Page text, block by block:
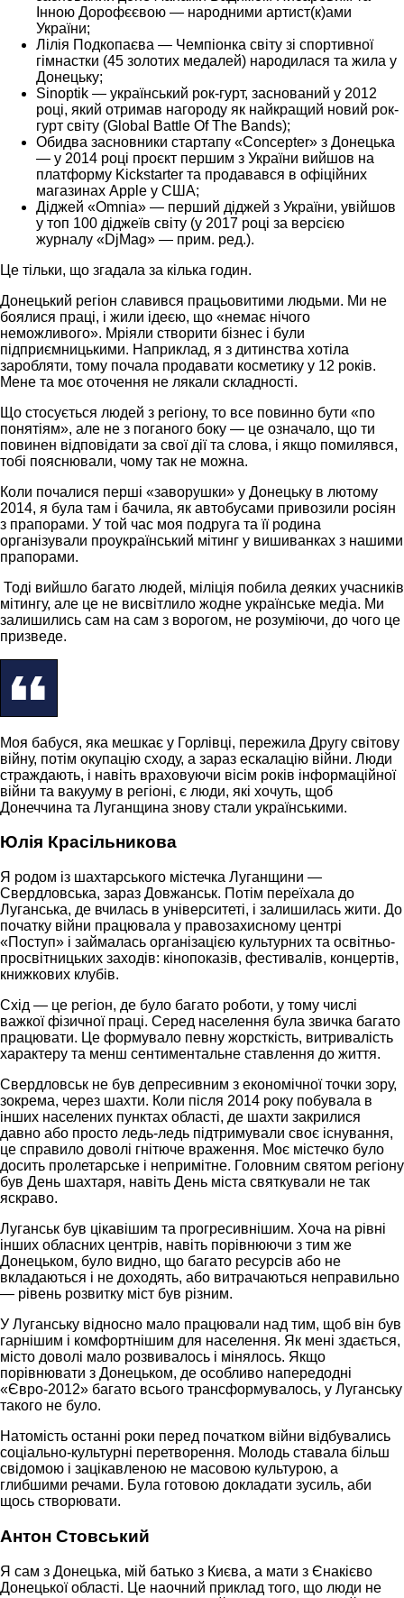
Інною Дорофєєвою — народними артист(к)ами
України;
Лілія Подкопаєва — Чемпіонка світу зі спортивної
гімнастки (45 золотих медалей) народилася та жила у
Донецьку;
Sinoptik — український рок-гурт, заснований у 2012
році, який отримав нагороду як найкращий новий рок-
гурт світу (Global Battle Of The Bands);
Обидва засновники стартапу «Concepter» з Донецька
— у 2014 році проєкт першим з України вийшов на
платформу Kickstarter та продавався в офіційних
магазинах Apple у США;
Діджей «Omnia» — перший діджей з України, увійшов
у топ 100 діджеїв світу (у 2017 році за версією
журналу «DjMag» — прим. ред.).
Це тільки, що згадала за кілька годин.
Донецький регіон славився працьовитими людьми. Ми не
боялися праці, і жили ідеєю, що «немає нічого
неможливого». Мріяли створити бізнес і були
підприємницькими. Наприклад, я з дитинства хотіла
заробляти, тому почала продавати косметику у 12 років.
Мене та моє оточення не лякали складності.
Що стосується людей з регіону, то все повинно бути «по
понятіям», але не з поганого боку — це означало, що ти
повинен відповідати за свої дії та слова, і якщо помилявся,
тобі пояснювали, чому так не можна.
Коли почалися перші «заворушки» у Донецьку в лютому
2014, я була там і бачила, як автобусами привозили росіян
з прапорами. У той час моя подруга та її родина
організували проукраїнський мітинг у вишиванках з нашими
прапорами.
Тоді вийшло багато людей, міліція побила деяких учасників
мітингу, але це не висвітлило жодне українське медіа. Ми
залишились сам на сам з ворогом, не розуміючи, до чого це
призведе.
Моя бабуся, яка мешкає у Горлівці, пережила Другу світову
війну, потім окупацію сходу, а зараз ескалацію війни. Люди
страждають, і навіть враховуючи вісім років інформаційної
війни та вакууму в регіоні, є люди, які хочуть, щоб
Донеччина та Луганщина знову стали українськими.
Юлія Красільникова
Я родом із шахтарського містечка Луганщини —
Свердловська, зараз Довжанськ. Потім переїхала до
Луганська, де вчилась в університеті, і залишилась жити. До
початку війни працювала у правозахисному центрі
«Поступ» і займалась організацією культурних та освітньо-
просвітницьких заходів: кінопоказів, фестивалів, концертів,
книжкових клубів.
Схід — це регіон, де було багато роботи, у тому числі
важкої фізичної праці. Серед населення була звичка багато
працювати. Це формувало певну жорсткість, витривалість
характеру та менш сентиментальне ставлення до життя.
Свердловськ не був депресивним з економічної точки зору,
зокрема, через шахти. Коли після 2014 року побувала в
інших населених пунктах області, де шахти закрилися
давно або просто ледь-ледь підтримували своє існування,
це справило доволі гнітюче враження. Моє містечко було
досить пролетарське і непримітне. Головним святом регіону
був День шахтаря, навіть День міста святкували не так
яскраво.
Луганськ був цікавішим та прогресивнішим. Хоча на рівні
інших обласних центрів, навіть порівнюючи з тим же
Донецьком, було видно, що багато ресурсів або не
вкладаються і не доходять, або витрачаються неправильно
— рівень розвитку міст був різним.
У Луганську відносно мало працювали над тим, щоб він був
гарнішим і комфортнішим для населення. Як мені здається,
місто доволі мало розвивалось і мінялось. Якщо
порівнювати з Донецьком, де особливо напередодні
«Євро-2012» багато всього трансформувалось, у Луганську
такого не було.
Натомість останні роки перед початком війни відбувались
соціально-культурні перетворення. Молодь ставала більш
свідомою і зацікавленою не масовою культурою, а
глибшими речами. Була готовою докладати зусиль, аби
щось створювати.
Антон Стовський
Я сам з Донецька, мій батько з Києва, а мати з Єнакієво
Донецької області. Це наочний приклад того, що люди не